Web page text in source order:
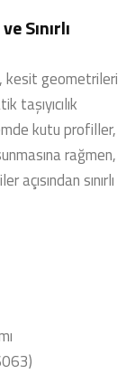
Sınırlı
kesit geometrileri
kutu profiller,
rağmen,
sınırlı